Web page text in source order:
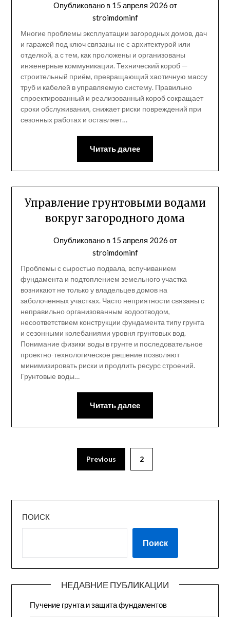
Опубликовано в 15 апреля 2026 от
stroimdominf
Многие проблемы эксплуатации загородных домов, дач
и гаражей под ключ связаны не с архитектурой или
отделкой, а с тем, как проложены и организованы
инженерные коммуникации. Технический короб —
строительный приём, превращающий хаотичную массу
труб и кабелей в управляемую систему. Правильно
спроектированный и реализованный короб сокращает
сроки обслуживания, снижает риски повреждений при
сезонных работах и оставляет…
Читать далее
Управление грунтовыми водами
вокруг загородного дома
Опубликовано в 15 апреля 2026 от
stroimdominf
Проблемы с сыростью подвала, вспучиванием
фундамента и подтоплением земельного участка
возникают не только у владельцев домов на
заболоченных участках. Часто неприятности связаны с
неправильно организованным водоотводом,
несоответствием конструкции фундамента типу грунта
и сезонными колебаниями уровня грунтовых вод.
Понимание физики воды в грунте и последовательное
проектно-технологическое решение позволяют
минимизировать риски и продлить ресурс строений.
Грунтовые воды…
Читать далее
Previous 2
ПОИСК
Поиск
НЕДАВНИЕ ПУБЛИКАЦИИ
Пучение грунта и защита фундаментов